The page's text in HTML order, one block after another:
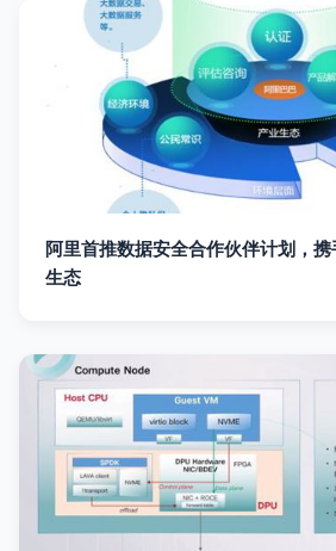
阿里首推数据安全合作伙伴计划，
生态